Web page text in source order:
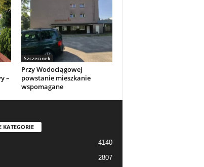
–
Szczecinek
Przy Wodociągowej
powstanie mieszkanie
wspomagane
KATEGORIE
4140
2807